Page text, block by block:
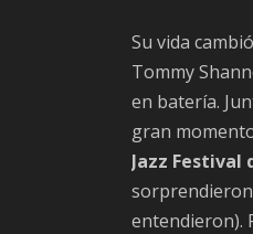
Su vida
Tommy
en batería.
gran
Jazz Festival
entendieron).